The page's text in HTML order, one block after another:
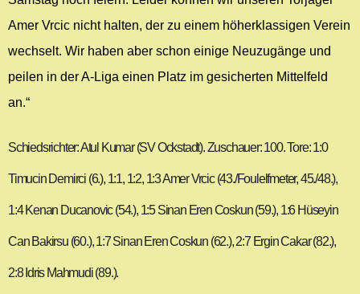
Amer Vrcic nicht halten, der zu einem höherklassigen Verein
wechselt. Wir haben aber schon einige Neuzugänge und
peilen in der A-Liga einen Platz im gesicherten Mittelfeld
an.“
Schiedsrichter: Atul Kumar (SV Ockstadt). Zuschauer: 100. Tore: 1:0
Timucin Demirci (6.), 1:1, 1:2, 1:3 Amer Vrcic (43./Foulelfmeter, 45./48.),
1:4 Kenan Ducanovic (54.), 1:5 Sinan Eren Coskun (59.), 1:6 Hüseyin
Can Bakirsu (60.), 1:7 Sinan Eren Coskun (62.), 2:7 Ergin Cakar (82.),
2:8 Idris Mahmudi (89.).